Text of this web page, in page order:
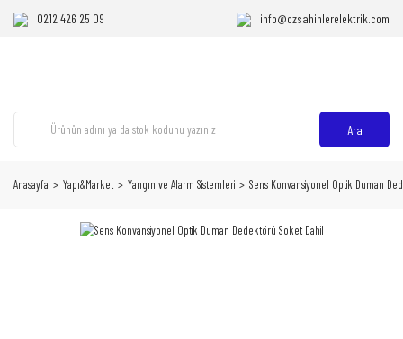
0212 426 25 09 info@ozsahinlerelektrik.com
Ara
Anasayfa Yapı&Market Yangın ve Alarm Sistemleri Sens Konvansiyonel Optik Duman